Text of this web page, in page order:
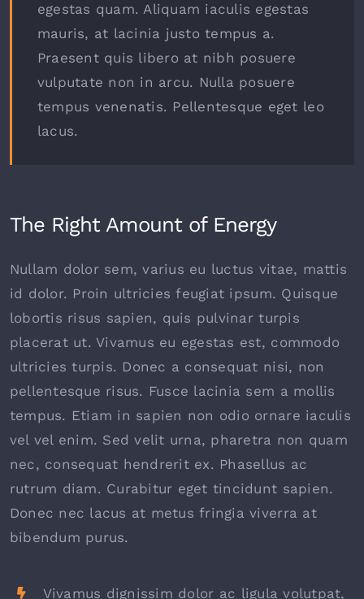
egestas quam. Aliquam iaculis egestas
mauris, at lacinia justo tempus a.
Praesent quis libero at nibh posuere
vulputate non in arcu. Nulla posuere
tempus venenatis. Pellentesque eget leo
lacus.
The Right Amount of Energy
Nullam dolor sem, varius eu luctus vitae, mattis
id dolor. Proin ultricies feugiat ipsum. Quisque
lobortis risus sapien, quis pulvinar turpis
placerat ut. Vivamus eu egestas est, commodo
ultricies turpis. Donec a consequat nisi, non
pellentesque risus. Fusce lacinia sem a mollis
tempus. Etiam in sapien non odio ornare iaculis
vel vel enim. Sed velit urna, pharetra non quam
nec, consequat hendrerit ex. Phasellus ac
rutrum diam. Curabitur eget tincidunt sapien.
Donec nec lacus at metus fringia viverra at
bibendum purus.
Vivamus dignissim dolor ac ligula volutpat,